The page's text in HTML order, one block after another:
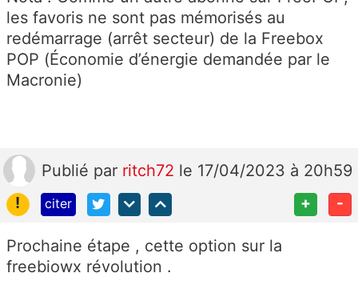
les favoris ne sont pas mémorisés au
redémarrage (arrêt secteur) de la Freebox
POP (Économie d’énergie demandée par le
Macronie)
Publié par ritch72 le 17/04/2023 à 20h59
!
citer + -
Prochaine étape , cette option sur la
freebiowx révolution .